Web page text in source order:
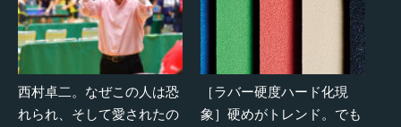
西村卓二。なぜこの人は恐
れられ、そして愛されたの
［ラバー硬度ハード化現
象］硬めがトレンド。でも